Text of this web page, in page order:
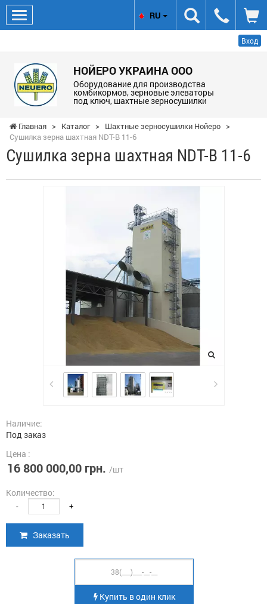
Вход
НОЙЕРО УКРАИНА ООО
Оборудование для производства
комбикормов, зерновые элеваторы
под ключ, шахтные зерносушилки
RU
Главная > Каталог > Шахтные зерносушилки Нойеро >
Сушилка зерна шахтная NDT-B 11-6
Сушилка зерна шахтная NDT-B 11-6
Наличие:
Под заказ
Цена :
16 800 000,00 грн. /шт
Количество:
- +
Заказать
Купить в один клик